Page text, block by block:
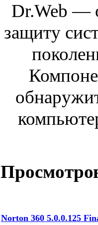
Dr.Web —
защиту
Norton 360 5.0.0.125